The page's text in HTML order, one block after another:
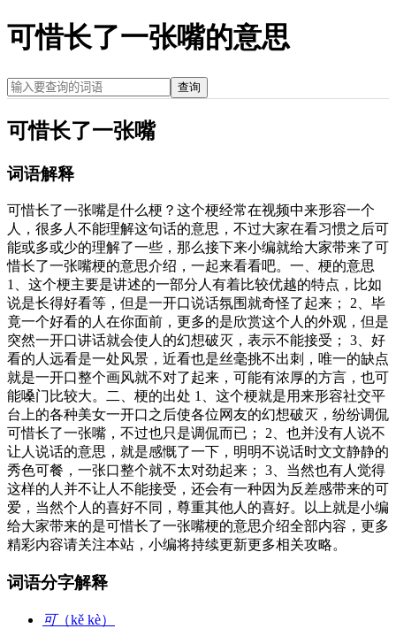
可惜长了一张嘴的意思
查询
可惜长了一张嘴
词语解释
可惜长了一张嘴是什么梗？这个梗经常在视频中来形容一个
人，很多人不能理解这句话的意思，不过大家在看习惯之后可
能或多或少的理解了一些，那么接下来小编就给大家带来了可
惜长了一张嘴梗的意思介绍，一起来看看吧。一、梗的意思
1、这个梗主要是讲述的一部分人有着比较优越的特点，比如
说是长得好看等，但是一开口说话氛围就奇怪了起来； 2、毕
竟一个好看的人在你面前，更多的是欣赏这个人的外观，但是
突然一开口讲话就会使人的幻想破灭，表示不能接受； 3、好
看的人远看是一处风景，近看也是丝毫挑不出刺，唯一的缺点
就是一开口整个画风就不对了起来，可能有浓厚的方言，也可
能嗓门比较大。二、梗的出处 1、这个梗就是用来形容社交平
台上的各种美女一开口之后使各位网友的幻想破灭，纷纷调侃
可惜长了一张嘴，不过也只是调侃而已； 2、也并没有人说不
让人说话的意思，就是感慨了一下，明明不说话时文文静静的
秀色可餐，一张口整个就不太对劲起来； 3、当然也有人觉得
这样的人并不让人不能接受，还会有一种因为反差感带来的可
爱，当然个人的喜好不同，尊重其他人的喜好。以上就是小编
给大家带来的是可惜长了一张嘴梗的意思介绍全部内容，更多
精彩内容请关注本站，小编将持续更新更多相关攻略。
词语分字解释
可（kě kè）